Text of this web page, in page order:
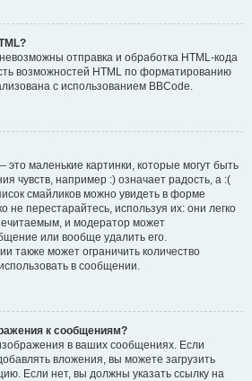
отправка и обработка HTML-кода
возможностей HTML по форматированию
с использованием BBCode.
маленькие картинки, которые могут быть
чувств, например :) означает радость, а :(
смайликов можно увидеть в форме
не перестарайтесь, используя их: они легко
и модератор может
или вообще удалить его.
также может ограничить количество
в сообщении.
к сообщениям?
в ваших сообщениях. Если
вложения, вы можете загрузить
Если нет, вы должны указать ссылку на